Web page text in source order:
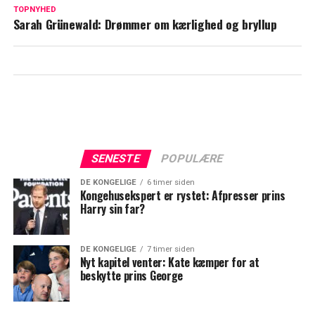
med dans': Sådan har hun det nu
TOPNYHED
Sarah Grünewald: Drømmer om kærlighed og bryllup
SENESTE POPULÆRE
DE KONGELIGE 6 timer siden
Kongehusekspert er rystet: Afpresser prins
Harry sin far?
DE KONGELIGE 7 timer siden
Nyt kapitel venter: Kate kæmper for at
beskytte prins George